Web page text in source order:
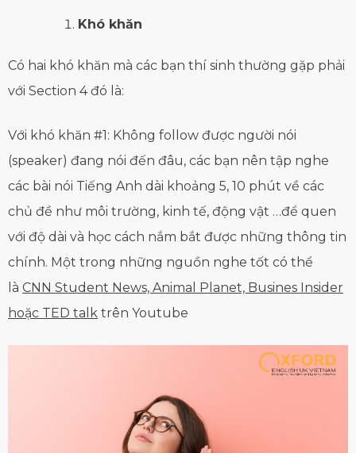
Khó khăn
Có hai khó khăn mà các bạn thí sinh thường gặp phải
với Section 4 đó là:
Với khó khăn #1: Không follow được người nói
(speaker) đang nói đến đâu, các bạn nên tập nghe
các bài nói Tiếng Anh dài khoảng 5, 10 phút về các
chủ đề như môi trường, kinh tế, động vật …để quen
với độ dài và học cách nắm bắt được những thông tin
chính. Một trong những nguồn nghe tốt có thể
là CNN Student News, Animal Planet, Busines Insider
hoặc TED talk trên Youtube